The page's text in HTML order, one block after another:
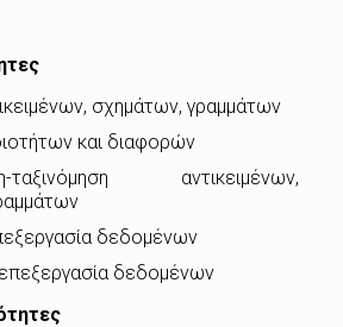
σχημάτων, γραμμάτων
και διαφορών
ταξινόμηση αντικειμένων,
δεδομένων
δεδομένων